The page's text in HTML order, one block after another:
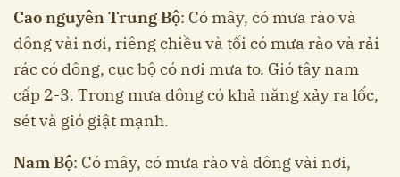
Cao nguyên Trung Bộ: Có mây, có mưa rào và
dông vài nơi, riêng chiều và tối có mưa rào và rải
rác có dông, cục bộ có nơi mưa to. Gió tây nam
cấp 2-3. Trong mưa dông có khả năng xảy ra lốc,
sét và gió giật mạnh.
Nam Bộ: Có mây, có mưa rào và dông vài nơi,